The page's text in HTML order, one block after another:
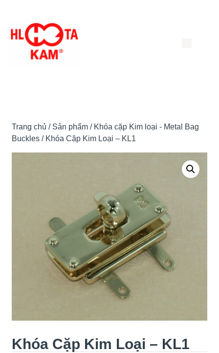
đến
Trang chủ / Sản phẩm / Khóa cặp Kim loại - Metal Bag
Buckles / Khóa Cặp Kim Loại – KL1
Khóa Cặp Kim Loại – KL1